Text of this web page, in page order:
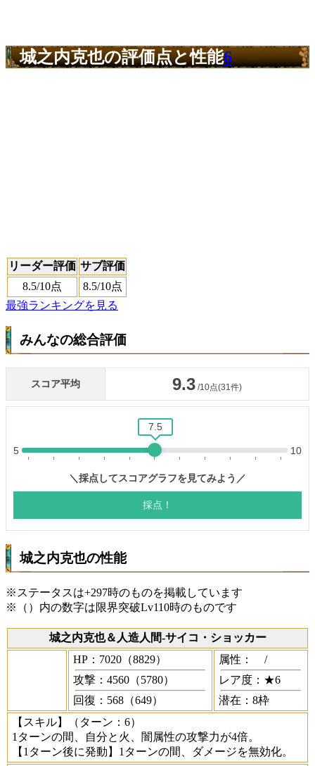
城之内克也の評価点と性能6
リーダー評価 サブ評価
8.5/10点 8.5/10点
最強ランキングを見る
みんなの総合評価
城之内克也の性能
※ステータスは+297時のものを掲載しています
※（）内の数字は限界突破Lv110時のものです
城之内克也＆人造人間-サイコ・ショッカー
HP：7020（8829）
攻撃：4560（5780）
回復：568（649）
属性：
/
レア度：★6
潜在：8枠
【スキル】
（ターン：6）
1ターンの間、自分と火、闇属性の攻撃力が4倍。
【1ターン後に発動】1ターンの間、ダメージを無効化。